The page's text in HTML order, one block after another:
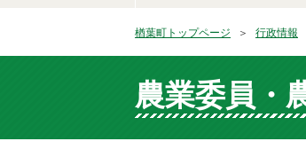
楢葉町トップページ 行政情報
農業委員・